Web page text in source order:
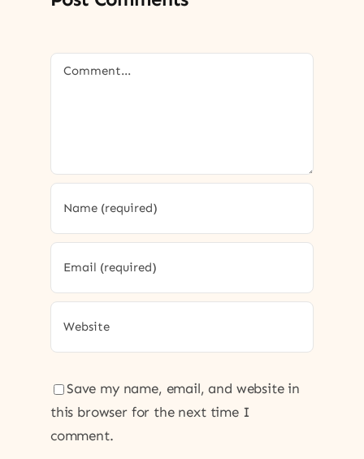
Comment
Save my name, email, and website in
this browser for the next time I
comment.